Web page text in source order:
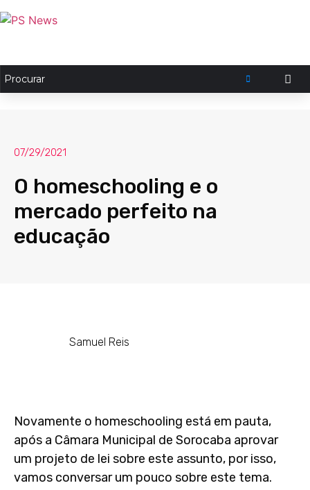
07/29/2021
O homeschooling e o
mercado perfeito na
educação
Samuel Reis
Novamente o homeschooling está em pauta,
após a Câmara Municipal de Sorocaba aprovar
um projeto de lei sobre este assunto, por isso,
vamos conversar um pouco sobre este tema.